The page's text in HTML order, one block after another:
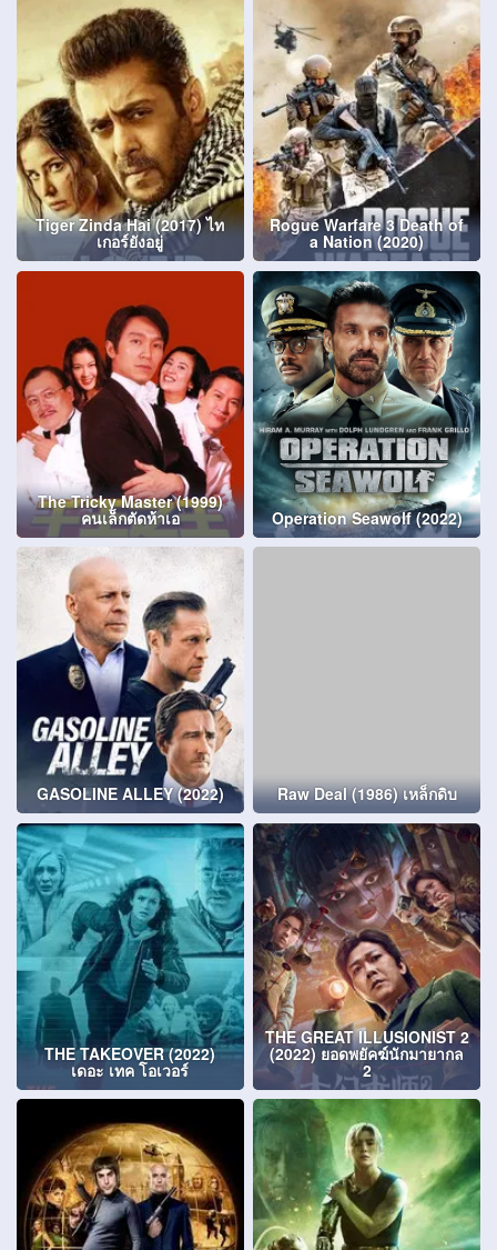
Tiger Zinda Hai (2017) ไท
เกอร์ยังอยู่
Rogue Warfare 3 Death of
a Nation (2020)
The Tricky Master (1999)
คนเล็กตัดห้าเอ Operation Seawolf (2022)
GASOLINE ALLEY (2022) Raw Deal (1986) เหล็กดิบ
THE TAKEOVER (2022)
เดอะ เทค โอเวอร์
THE GREAT ILLUSIONIST 2
(2022) ยอดพยัคฆ์นักมายากล
2